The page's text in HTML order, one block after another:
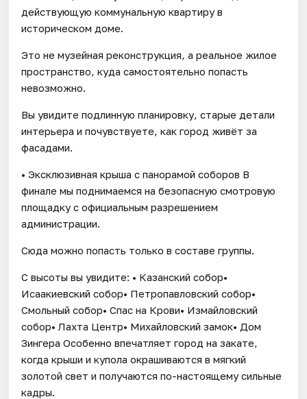
действующую коммунальную квартиру в
историческом доме.
Это не музейная реконструкция, а реальное жилое
пространство, куда самостоятельно попасть
невозможно.
Вы увидите подлинную планировку, старые детали
интерьера и почувствуете, как город живёт за
фасадами.
• Эксклюзивная крыша с панорамой соборов В
финале мы поднимаемся на безопасную смотровую
площадку с официальным разрешением
администрации.
Сюда можно попасть только в составе группы.
С высоты вы увидите: • Казанский собор•
Исаакиевский собор• Петропавловский собор•
Смольный собор• Спас на Крови• Измайловский
собор• Лахта Центр• Михайловский замок• Дом
Зингера Особенно впечатляет город на закате,
когда крыши и купола окрашиваются в мягкий
золотой свет и получаются по-настоящему сильные
кадры.